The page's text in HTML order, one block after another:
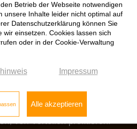
Betrieb der Webseite notwendigen
unsere Inhalte leider nicht optimal auf
Datenschutzerklärung können Sie
wir einsetzen. Cookies lassen sich
oder in der Cookie-Verwaltung
Impressum
Alle akzeptieren